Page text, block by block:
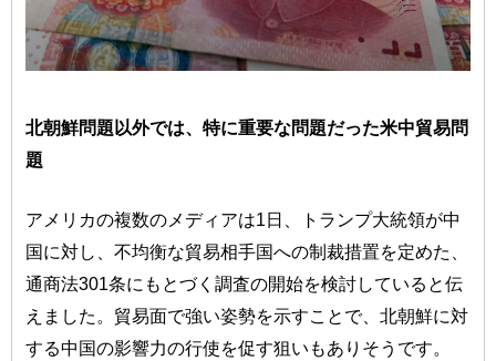
北朝鮮問題以外では、特に重要な問題だった米中貿易問
題
アメリカの複数のメディアは1日、トランプ大統領が中
国に対し、不均衡な貿易相手国への制裁措置を定めた、
通商法301条にもとづく調査の開始を検討していると伝
えました。貿易面で強い姿勢を示すことで、北朝鮮に対
する中国の影響力の行使を促す狙いもありそうです。